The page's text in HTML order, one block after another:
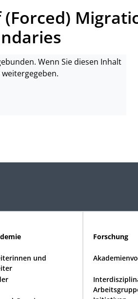
Wenn Sie diesen Inhalt
und
Forschung